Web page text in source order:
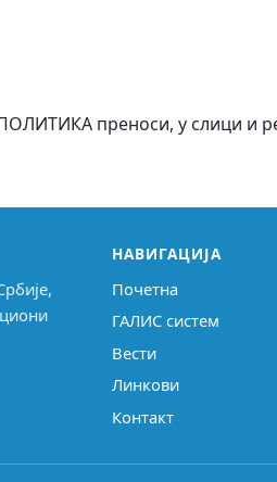
преноси, у слици и
НАВИГАЦИЈА
Почетна
ГАЛИС систем
Вести
Линкови
Контакт